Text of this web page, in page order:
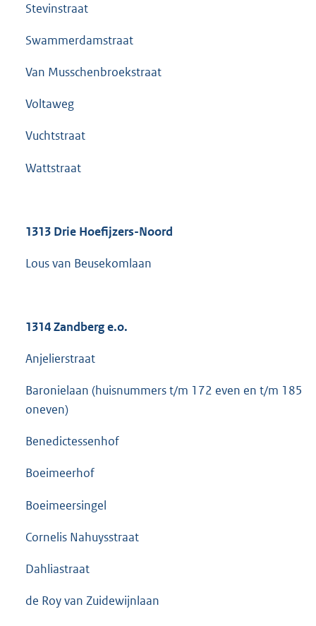
Stevinstraat
Swammerdamstraat
Van Musschenbroekstraat
Voltaweg
Vuchtstraat
Wattstraat
1313 Drie Hoefijzers-Noord
Lous van Beusekomlaan
1314 Zandberg e.o.
Anjelierstraat
Baronielaan (huisnummers t/m 172 even en t/m 185
oneven)
Benedictessenhof
Boeimeerhof
Boeimeersingel
Cornelis Nahuysstraat
Dahliastraat
de Roy van Zuidewijnlaan